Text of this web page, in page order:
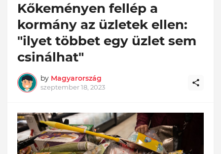
Kőkeményen fellép a
kormány az üzletek ellen:
"ilyet többet egy üzlet sem
csinálhat"
by Magyarország
szeptember 18, 2023